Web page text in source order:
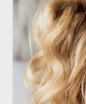
ТОЧКА
Прически